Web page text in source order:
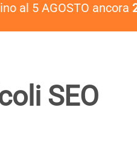
al 5 AGOSTO ancora
SEO